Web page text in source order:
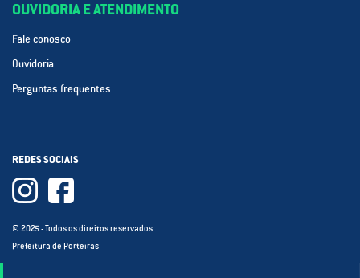
OUVIDORIA E ATENDIMENTO
Fale conosco
Ouvidoria
Perguntas frequentes
REDES SOCIAIS
© 2025 - Todos os direitos reservados
Prefeitura de Porteiras